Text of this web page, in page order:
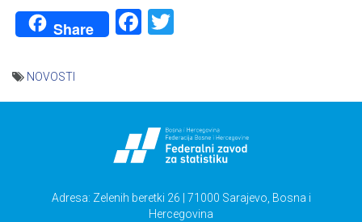
Share Facebook
NOVOSTI
Adresa: Zelenih beretki 26 | 71000 Sarajevo, Bosna i
Hercegovina